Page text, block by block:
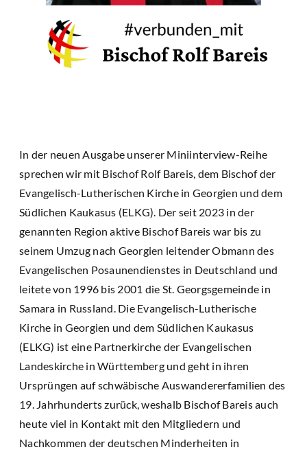
In der neuen Ausgabe unserer Miniinterview-Reihe
sprechen wir mit Bischof Rolf Bareis, dem Bischof der
Evangelisch-Lutherischen Kirche in Georgien und dem
Südlichen Kaukasus (ELKG). Der seit 2023 in der
genannten Region aktive Bischof Bareis war bis zu
seinem Umzug nach Georgien leitender Obmann des
Evangelischen Posaunendienstes in Deutschland und
leitete von 1996 bis 2001 die St. Georgsgemeinde in
Samara in Russland. Die Evangelisch-Lutherische
Kirche in Georgien und dem Südlichen Kaukasus
(ELKG) ist eine Partnerkirche der Evangelischen
Landeskirche in Württemberg und geht in ihren
Ursprüngen auf schwäbische Auswandererfamilien des
19. Jahrhunderts zurück, weshalb Bischof Bareis auch
heute viel in Kontakt mit den Mitgliedern und
Nachkommen der deutschen Minderheiten in